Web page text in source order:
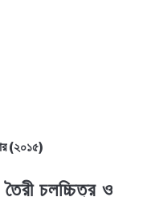
(২০১৫)
চলচ্চিত্র ও